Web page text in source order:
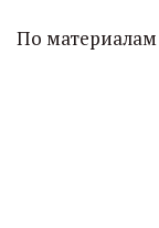
По материалам